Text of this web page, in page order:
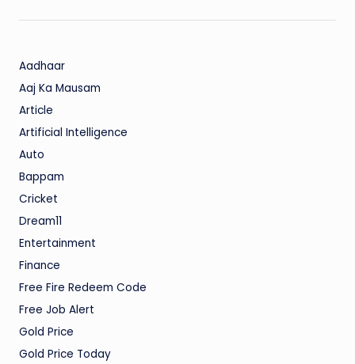
Aadhaar
Aaj Ka Mausam
Article
Artificial Intelligence
Auto
Bappam
Cricket
Dream11
Entertainment
Finance
Free Fire Redeem Code
Free Job Alert
Gold Price
Gold Price Today